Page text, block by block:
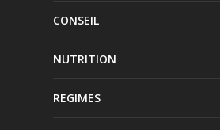
CONSEIL
NUTRITION
REGIMES